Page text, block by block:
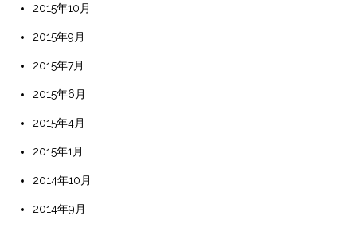
2015年10月
2015年9月
2015年7月
2015年6月
2015年4月
2015年1月
2014年10月
2014年9月